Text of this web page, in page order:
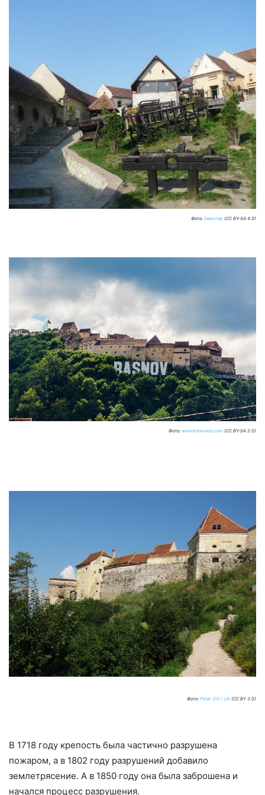
Фото: Deerstop (CC BY-SA 4.0)
Фото: www.bdmundo.com (CC BY-SA 2.0)
Фото: Peter Gill / UK (CC BY 3.0)
В 1718 году крепость была частично разрушена
пожаром, а в 1802 году разрушений добавило
землетрясение. А в 1850 году она была заброшена и
начался процесс разрушения.